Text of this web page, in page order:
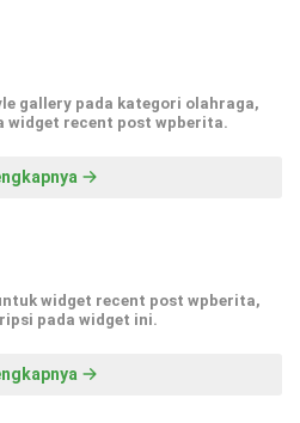
gallery pada kategori olahraga,
widget recent post wpberita.
widget recent post wpberita,
pada widget ini.